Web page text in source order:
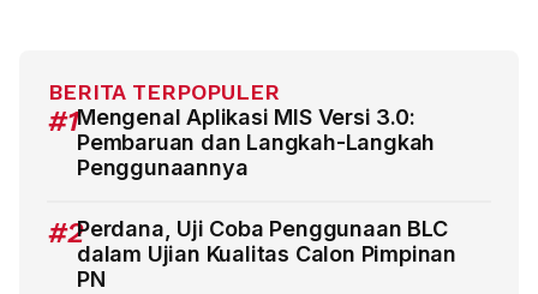
BERITA TERPOPULER
#1Mengenal Aplikasi MIS Versi 3.0:
Pembaruan dan Langkah-Langkah
Penggunaannya
#2Perdana, Uji Coba Penggunaan BLC
dalam Ujian Kualitas Calon Pimpinan
PN